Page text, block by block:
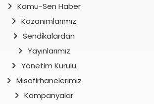
Kamu-Sen Haber
Kazanımlarımız
Sendikalardan
Yayınlarımız
Yönetim Kurulu
Misafirhanelerimiz
Kampanyalar